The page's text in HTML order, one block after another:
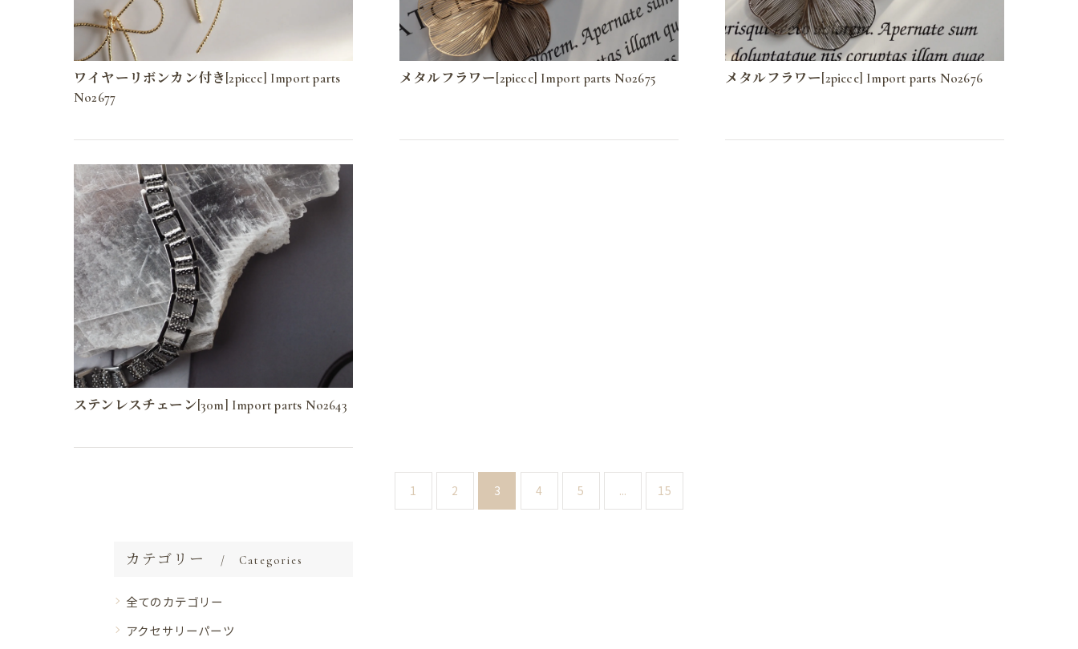
ワイヤーリボンカン付き[2piece] Import parts
No2677
メタルフラワー[2piece] Import parts No2675 メタルフラワー[2piece] Import parts No2676
ステンレスチェーン[30m] Import parts No2643
1 2 3 4 5 ... 15
カテゴリー Categories
全てのカテゴリー
アクセサリーパーツ